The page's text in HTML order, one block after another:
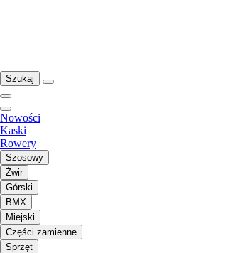
Szukaj
Nowości
Kaski
Rowery
Szosowy
Żwir
Górski
BMX
Miejski
Części zamienne
Sprzęt